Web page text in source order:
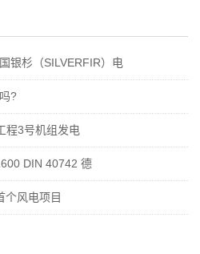
银杉（SILVERFIR）电
?
程3号机组发电
DIN 40742 德
个风电项目